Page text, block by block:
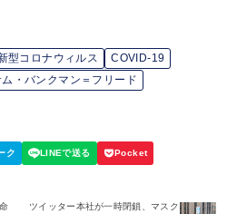
型コロナウィルス
COVID-19
ム・バンクマン＝フリード
ツイッター本社が一時閉鎖、マスク